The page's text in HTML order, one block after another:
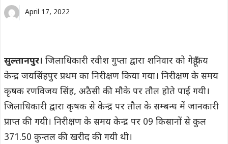
April 17, 2022
सुल्तानपुर। जिलाधिकारी रवीश गुप्ता द्वारा शनिवार को गेहूँ क्रय
केन्द्र जयसिंहपुर प्रथम का निरीक्षण किया गया। निरीक्षण के समय
कृषक रणविजय सिंह, अठैसी की मौके पर तौल होते पाई गयी।
जिलाधिकारी द्वारा कृषक से केन्द्र पर तौल के सम्बन्ध में जानकारी
प्राप्त की गयी। निरीक्षण के समय केन्द्र पर 09 किसानों से कुल
371.50 कुन्तल की खरीद की गयी थी।